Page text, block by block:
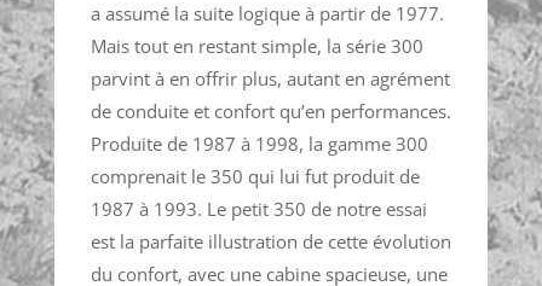
a assumé la suite logique à partir de 1977.
Mais tout en restant simple, la série 300
parvint à en offrir plus, autant en agrément
de conduite et confort qu’en performances.
Produite de 1987 à 1998, la gamme 300
comprenait le 350 qui lui fut produit de
1987 à 1993. Le petit 350 de notre essai
est la parfaite illustration de cette évolution
du confort, avec une cabine spacieuse, une